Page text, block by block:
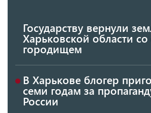
Государству вернули
Харьковской области
городищем
В Харькове блогер
семи годам за
России